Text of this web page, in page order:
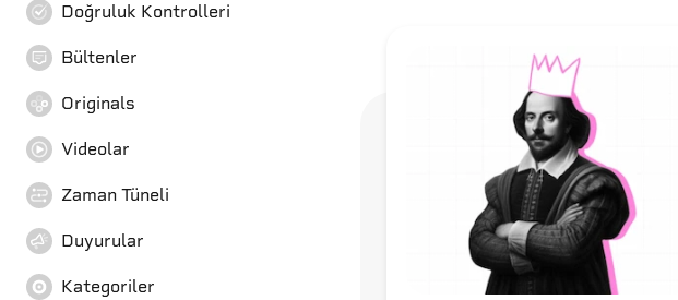
Doğruluk Kontrolleri
Bültenler
Originals
Videolar
Zaman Tüneli
Duyurular
Kategoriler